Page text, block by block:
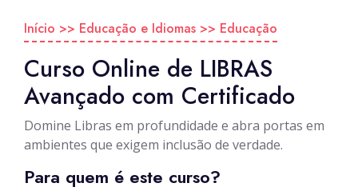
Início >> Educação e Idiomas >> Educação
Curso Online de LIBRAS
Avançado com Certificado
Domine Libras em profundidade e abra portas em
ambientes que exigem inclusão de verdade.
Para quem é este curso?